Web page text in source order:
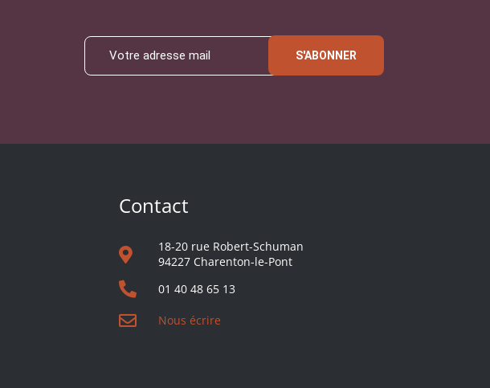
S'ABONNER
Contact
18-20 rue Robert-Schuman
94227 Charenton-le-Pont
01 40 48 65 13
Nous écrire